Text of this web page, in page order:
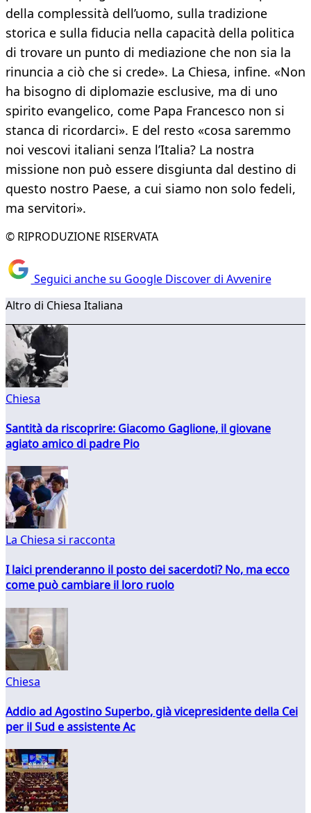
della complessità dell’uomo, sulla tradizione
storica e sulla fiducia nella capacità della politica
di trovare un punto di mediazione che non sia la
rinuncia a ciò che si crede». La Chiesa, infine. «Non
ha bisogno di diplomazie esclusive, ma di uno
spirito evangelico, come Papa Francesco non si
stanca di ricordarci». E del resto «cosa saremmo
noi vescovi italiani senza l’Italia? La nostra
missione non può essere disgiunta dal destino di
questo nostro Paese, a cui siamo non solo fedeli,
ma servitori».
© RIPRODUZIONE RISERVATA
Seguici anche su Google Discover di Avvenire
Altro di Chiesa Italiana
Chiesa
Santità da riscoprire: Giacomo Gaglione, il giovane
agiato amico di padre Pio
La Chiesa si racconta
I laici prenderanno il posto dei sacerdoti? No, ma ecco
come può cambiare il loro ruolo
Chiesa
Addio ad Agostino Superbo, già vicepresidente della Cei
per il Sud e assistente Ac